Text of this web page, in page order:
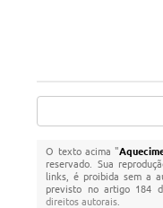
O texto acima "
reservado. Sua
links, é proibida sem a
previsto no artigo 184
direitos autorais